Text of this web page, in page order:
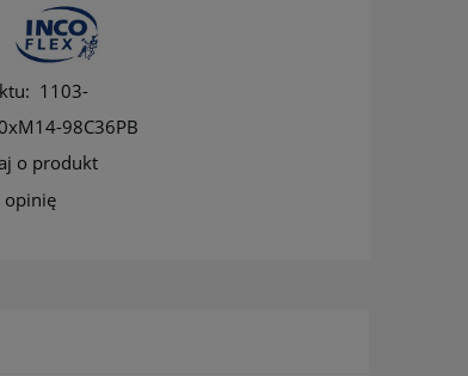
1103-
98C36PB
o produkt
opinię